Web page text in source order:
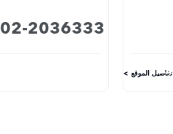
تفاصيل الموقع
02-2036333